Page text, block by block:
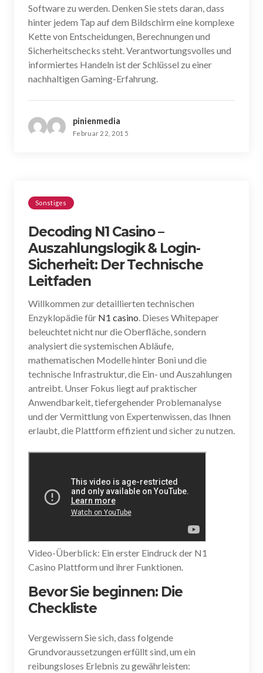
Software zu werden. Denken Sie stets daran, dass
hinter jedem Tap auf dem Bildschirm eine komplexe
Kette von Entscheidungen, Berechnungen und
Sicherheitschecks steht. Verantwortungsvolles und
informiertes Handeln ist der Schlüssel zu einer
nachhaltigen Gaming-Erfahrung.
pinienmedia
Februar 22, 2015
Sonstiges
Decoding N1 Casino –
Auszahlungslogik & Login-
Sicherheit: Der Technische
Leitfaden
Willkommen zur detaillierten technischen
Enzyklopädie für N1 casino. Dieses Whitepaper
beleuchtet nicht nur die Oberfläche, sondern
analysiert die systemischen Abläufe,
mathematischen Modelle hinter Boni und die
technische Infrastruktur, die Ein- und Auszahlungen
antreibt. Unser Fokus liegt auf praktischer
Anwendbarkeit, tiefergehender Problemanalyse
und der Vermittlung von Expertenwissen, das Ihnen
erlaubt, die Plattform effizient und sicher zu nutzen.
Video-Überblick: Ein erster Eindruck der N1
Casino Plattform und ihrer Funktionen.
Bevor Sie beginnen: Die
Checkliste
Vergewissern Sie sich, dass folgende
Grundvoraussetzungen erfüllt sind, um ein
reibungsloses Erlebnis zu gewährleisten: